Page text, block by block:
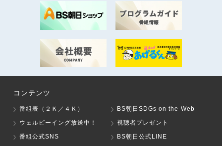
コンテンツ
番組表（２Ｋ／４Ｋ）
BS朝日SDGs on the Web
ウェルビーイング放送中！
視聴者プレゼント
番組公式SNS
BS朝日公式LINE